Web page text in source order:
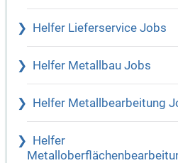
Helfer Lieferservice Jobs
Helfer Metallbau Jobs
Helfer Metallbearbeitung
Helfer